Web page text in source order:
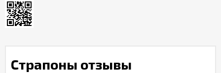
Страпоны отзывы